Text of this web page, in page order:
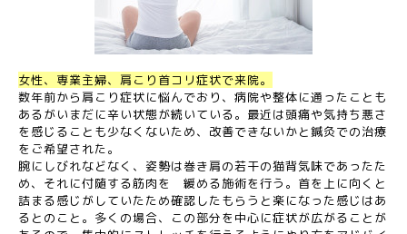
女性、専業主婦、肩こり首コリ症状で来院。
数年前から肩こり症状に悩んでおり、病院や整体に通ったことも
あるがいまだに辛い状態が続いている。最近は頭痛や気持ち悪さ
を感じることも少なくないため、改善できないかと鍼灸での治療
をご希望された。
腕にしびれなどなく、姿勢は巻き肩の若干の猫背気味であったた
め、それに付随する筋肉を 緩める施術を行う。首を上に向くと
詰まる感じがしていたため確認したもらうと楽になった感じはあ
るとのこと。多くの場合、この部分を中心に症状が広がることが